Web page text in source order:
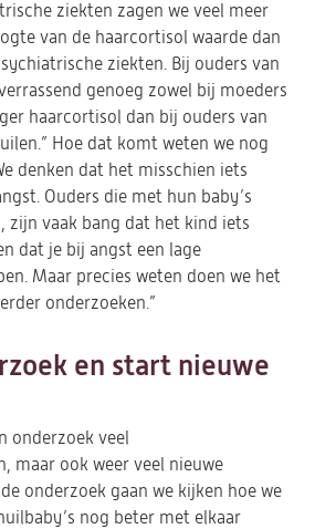
ziekten zagen we veel meer
van de haarcortisol waarde dan
ziekten. Bij ouders van
genoeg zowel bij moeders
haarcortisol dan bij ouders van
Hoe dat komt weten we nog
denken dat het misschien iets
Ouders die met hun baby’s
zijn vaak bang dat het kind iets
dat je bij angst een lage
Maar precies weten doen we het
onderzoeken.”
en start nieuwe
onderzoek veel
maar ook weer veel nieuwe
onderzoek gaan we kijken hoe we
nog beter met elkaar